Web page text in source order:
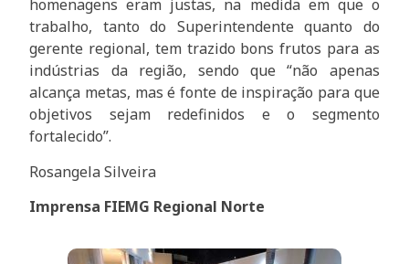
homenagens eram justas, na medida em que o
trabalho, tanto do Superintendente quanto do
gerente regional, tem trazido bons frutos para as
indústrias da região, sendo que “não apenas
alcança metas, mas é fonte de inspiração para que
objetivos sejam redefinidos e o segmento
fortalecido”.
Rosangela Silveira
Imprensa FIEMG Regional Norte